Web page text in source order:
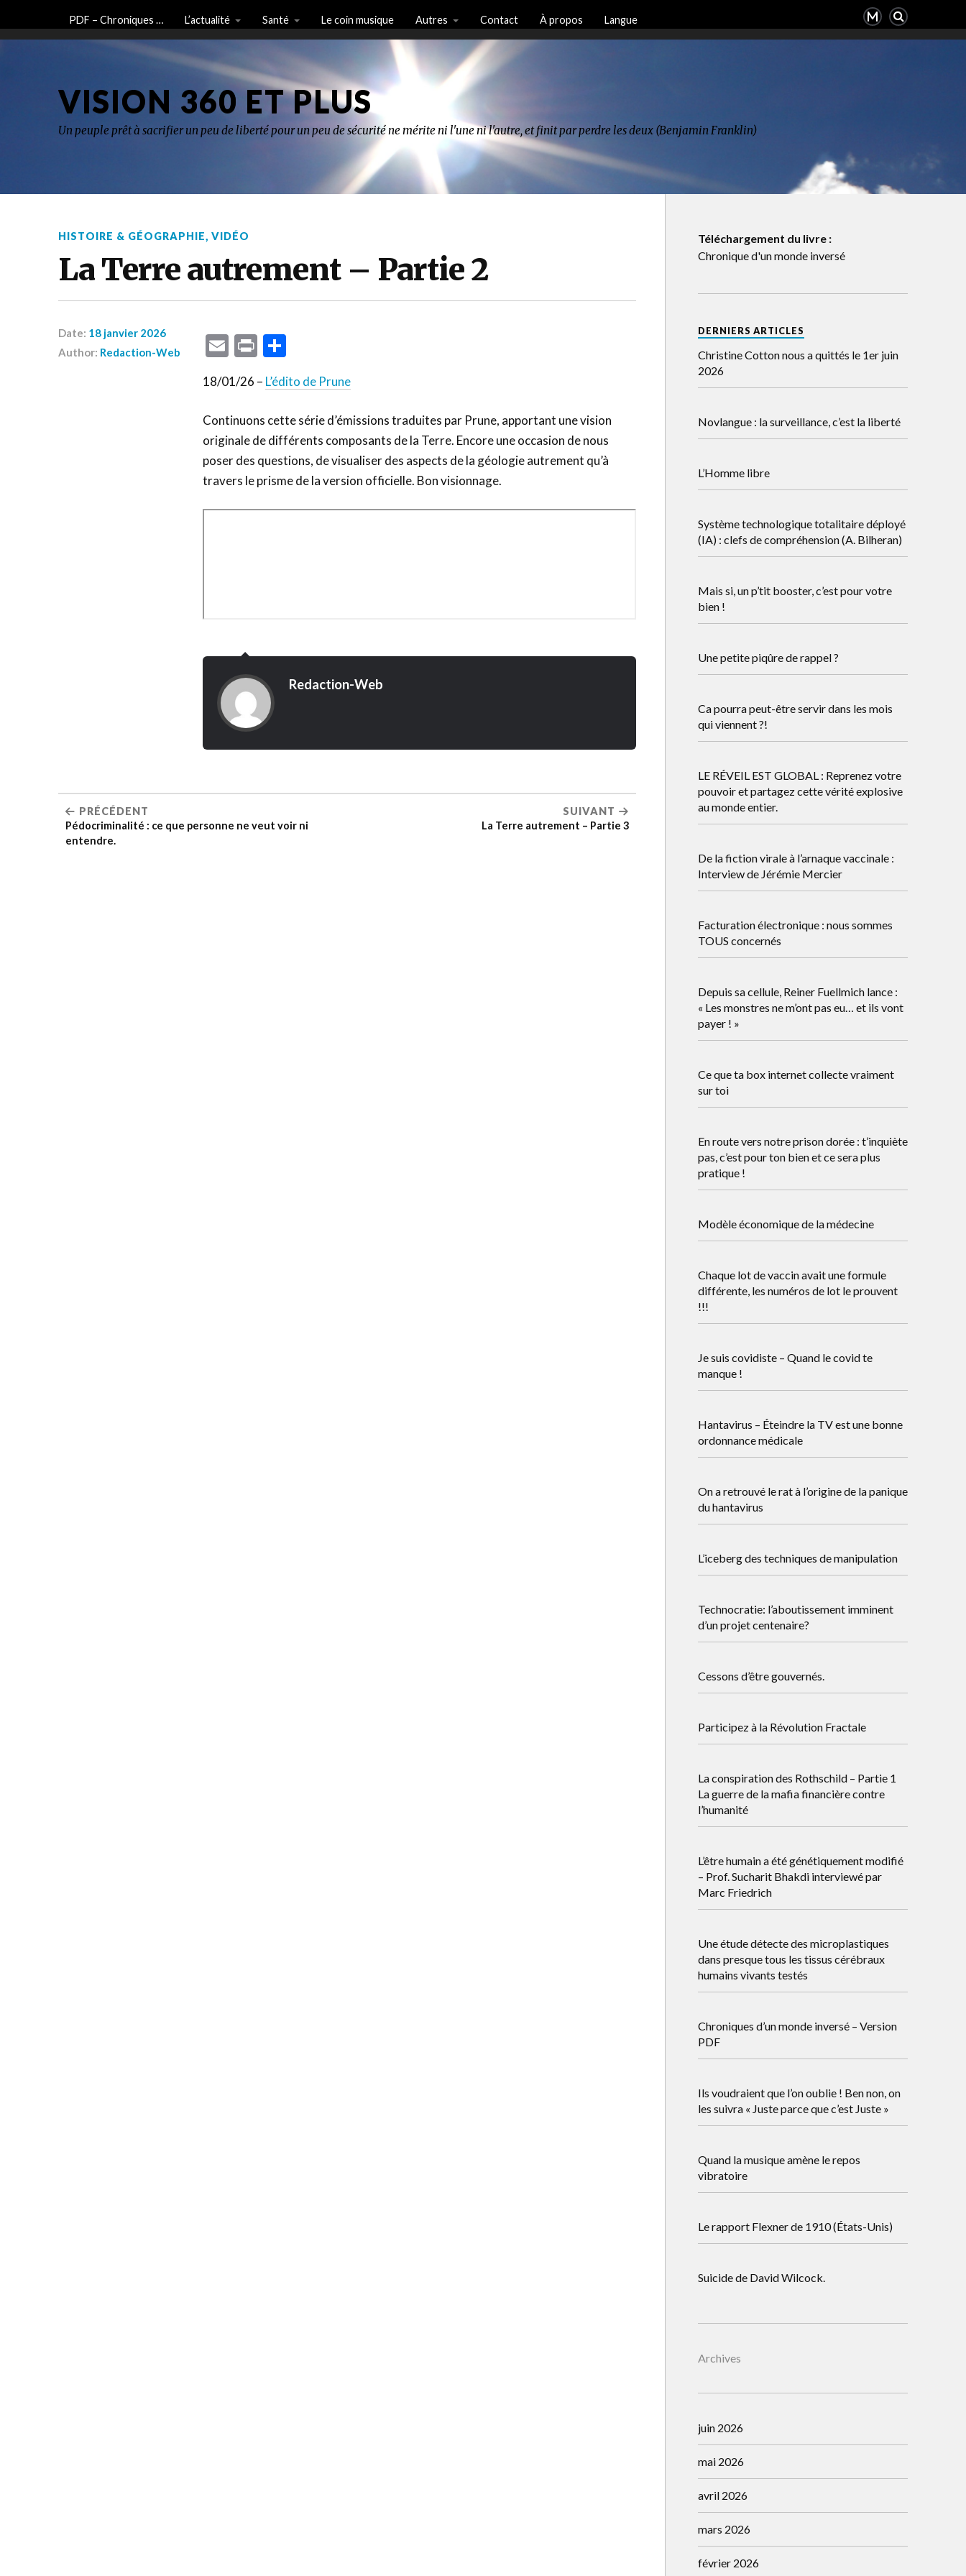
PDF – Chroniques … L’actualité Santé Le coin musique Autres Contact À propos Langue
VISION 360 ET PLUS
Un peuple prêt à sacrifier un peu de liberté pour un peu de sécurité ne mérite ni l'une ni l'autre, et finit par perdre les deux (Benjamin Franklin)
HISTOIRE & GÉOGRAPHIE, VIDÉO
La Terre autrement – Partie 2
Date: 18 janvier 2026
Author: Redaction-Web Email
PrintPartager
18/01/26 – L’édito de Prune
Continuons cette série d’émissions traduites par Prune, apportant une vision
originale de différents composants de la Terre. Encore une occasion de nous
poser des questions, de visualiser des aspects de la géologie autrement qu’à
travers le prisme de la version officielle. Bon visionnage.
Redaction-Web
PRÉCÉDENT
Pédocriminalité : ce que personne ne veut voir ni
entendre.
SUIVANT
La Terre autrement – Partie 3
Téléchargement du livre :
Chronique d'un monde inversé
DERNIERS ARTICLES
Christine Cotton nous a quittés le 1er juin
2026
Novlangue : la surveillance, c’est la liberté
L’Homme libre
Système technologique totalitaire déployé
(IA) : clefs de compréhension (A. Bilheran)
Mais si, un p’tit booster, c’est pour votre
bien !
Une petite piqûre de rappel ?
Ca pourra peut-être servir dans les mois
qui viennent ?!
LE RÉVEIL EST GLOBAL : Reprenez votre
pouvoir et partagez cette vérité explosive
au monde entier.
De la fiction virale à l’arnaque vaccinale :
Interview de Jérémie Mercier
Facturation électronique : nous sommes
TOUS concernés
Depuis sa cellule, Reiner Fuellmich lance :
« Les monstres ne m’ont pas eu… et ils vont
payer ! »
Ce que ta box internet collecte vraiment
sur toi
En route vers notre prison dorée : t’inquiète
pas, c’est pour ton bien et ce sera plus
pratique !
Modèle économique de la médecine
Chaque lot de vaccin avait une formule
différente, les numéros de lot le prouvent
!!!
Je suis covidiste – Quand le covid te
manque !
Hantavirus – Éteindre la TV est une bonne
ordonnance médicale
On a retrouvé le rat à l’origine de la panique
du hantavirus
L’iceberg des techniques de manipulation
Technocratie: l’aboutissement imminent
d’un projet centenaire?
Cessons d’être gouvernés.
Participez à la Révolution Fractale
La conspiration des Rothschild – Partie 1
La guerre de la mafia financière contre
l’humanité
L’être humain a été génétiquement modifié
– Prof. Sucharit Bhakdi interviewé par
Marc Friedrich
Une étude détecte des microplastiques
dans presque tous les tissus cérébraux
humains vivants testés
Chroniques d’un monde inversé – Version
PDF
Ils voudraient que l’on oublie ! Ben non, on
les suivra « Juste parce que c’est Juste »
Quand la musique amène le repos
vibratoire
Le rapport Flexner de 1910 (États-Unis)
Suicide de David Wilcock.
Archives
juin 2026
mai 2026
avril 2026
mars 2026
février 2026